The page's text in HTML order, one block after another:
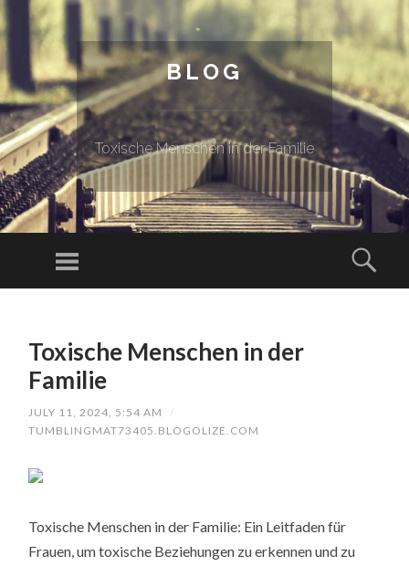
BLOG
Toxische Menschen in der Familie
Menu
Toxische Menschen in der
Familie
JULY 11, 2024, 5:54 AM
/
TUMBLINGMAT73405.BLOGOLIZE.COM
Toxische Menschen in der Familie: Ein Leitfaden für
Frauen, um toxische Beziehungen zu erkennen und zu